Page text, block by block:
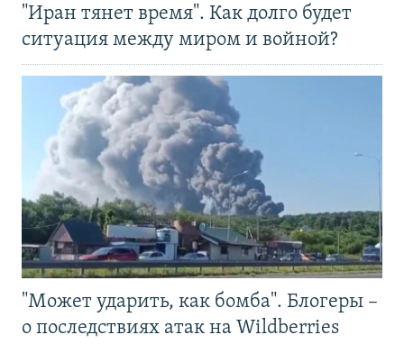
"Иран тянет время". Как долго будет
ситуация между миром и войной?
"Может ударить, как бомба". Блогеры –
о последствиях атак на Wildberries